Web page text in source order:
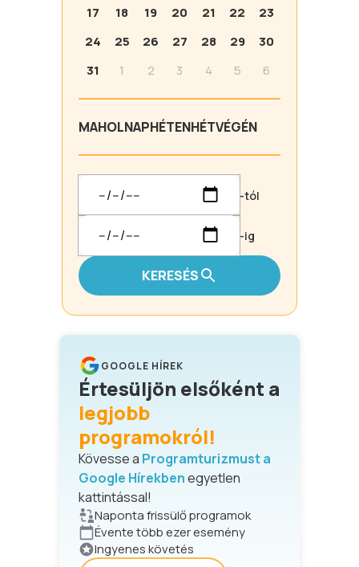
17
18 19 20 21 22
23
24
25 26 27 28 29
30
31
1 2 3 4 5 6
MAHOLNAPHÉTENHÉTVÉGÉN
-tól
-ig
KERESÉS
GOOGLE HÍREK
Értesüljön elsőként a
legjobb
programokról!
Kövesse a Programturizmust a
Google Hírekbenegyetlen
kattintással!
Naponta frissülő programok
Évente több ezer esemény
Ingyenes követés